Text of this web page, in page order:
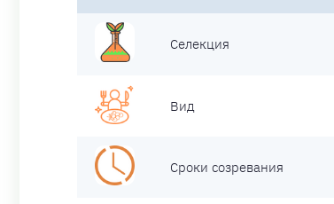
Селекция
Вид
Сроки созревания